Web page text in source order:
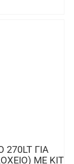
ΓΙΑ
ΜΕ ΚΙΤ